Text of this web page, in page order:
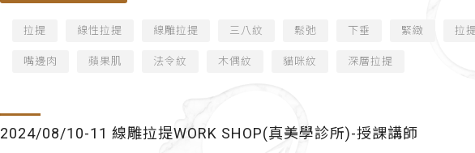
拉提 線性拉提 線雕拉提 三八紋 鬆弛 下垂 緊緻 拉提
嘴邊肉 蘋果肌 法令紋 木偶紋 貓咪紋 深層拉提
2024/08/10-11 線雕拉提WORK SHOP(真美學診所)-授課講師